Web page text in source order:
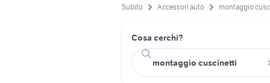
Subito Accessori auto montaggio
Cosa cerchi?